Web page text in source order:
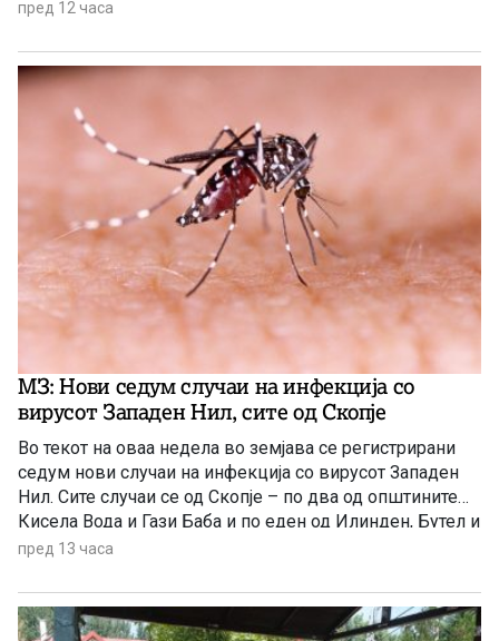
завод за статистика. Станува збор за благо забавување
годишната стапка на инфлација изнесуваше 3,4
проценти.
пред 12 часа
МЗ: Нови седум случаи на инфекција со
вирусот Западен Нил, сите од Скопје
Во текот на оваа недела во земјава се регистрирани
седум нови случаи на инфекција со вирусот Западен
Нил. Сите случаи се од Скопје – по два од општините
Кисела Вода и Гази Баба и по еден од Илинден, Бутел и
Аеродром. Новозаболените лица се на возраст од 60
попладнево од Министерството за здравство.
пред 13 часа